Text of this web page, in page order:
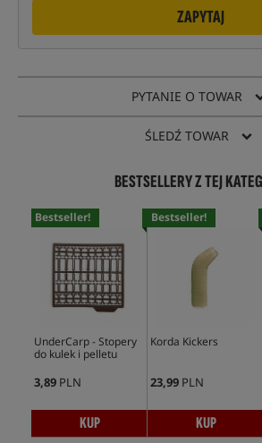
ZAPYTAJ
PYTANIE O TOWAR
ŚLEDŹ TOWAR
BESTSELLERY Z TEJ
Bestseller!
UnderCarp - Stopery
do kulek i pelletu
3,89 PLN
KUP
Bestseller!
Korda Kickers
23,99 PLN
KUP